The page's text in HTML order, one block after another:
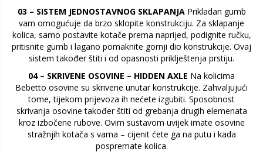
03 – SISTEM JEDNOSTAVNOG SKLAPANJAPrikladan gumb
vam omogućuje da brzo sklopite konstrukciju. Za sklapanje
kolica, samo postavite kotače prema naprijed, podignite ručku,
pritisnite gumb i lagano pomaknite gornji dio konstrukcije. Ovaj
sistem također štiti i od opasnosti priklještenja prstiju.
04 – SKRIVENE OSOVINE – HIDDEN AXLE Na kolicima
Bebetto osovine su skrivene unutar konstrukcije. Zahvaljujući
tome, tijekom prijevoza ih nećete izgubiti. Sposobnost
skrivanja osovine također štiti od grebanja drugih elemenata
kroz izbočene rubove. Ovim sustavom uvijek imate osovine
stražnjih kotača s vama – cijenit ćete ga na putu i kada
pospremate kolica.